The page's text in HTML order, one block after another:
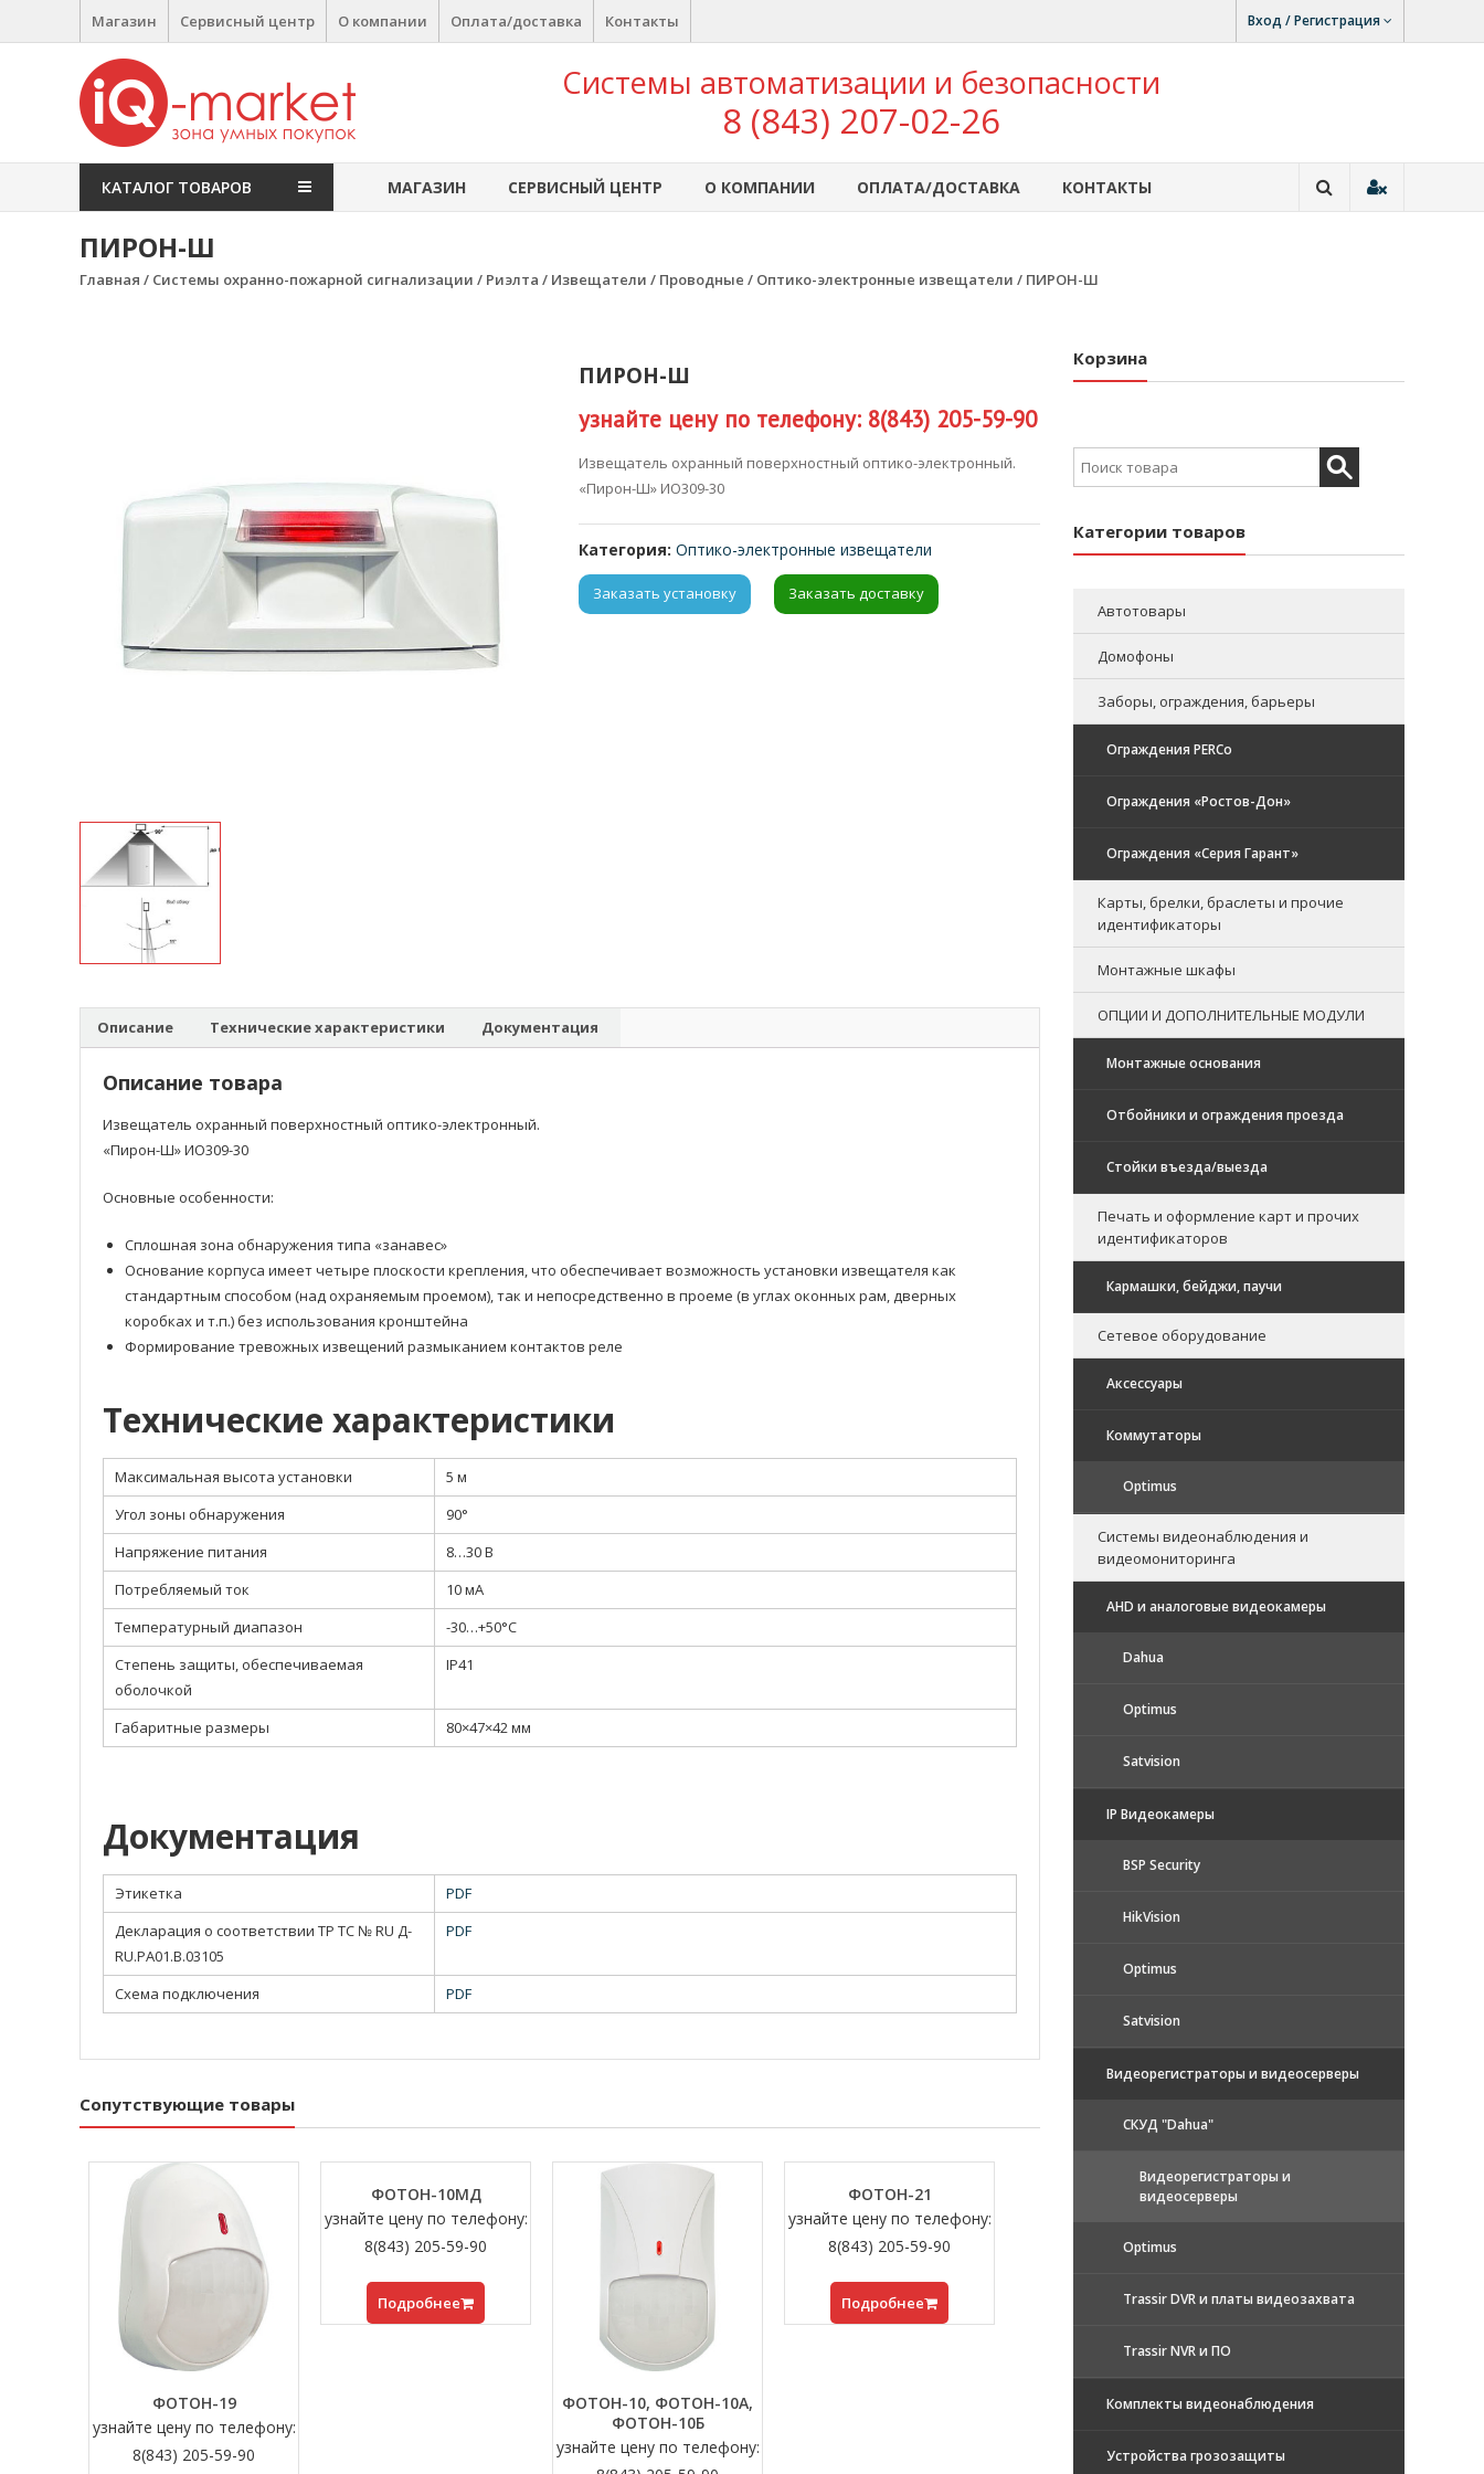
Перейти к содержимому
Магазин Сервисный центр О компании Оплата/доставка Контакты Вход / Регистрация
IQ Market
зона умных покупок
Системы автоматизации и безопасности
8 (843) 207-02-26
КАТАЛОГ ТОВАРОВ МАГАЗИН СЕРВИСНЫЙ ЦЕНТР О КОМПАНИИ ОПЛАТА/ДОСТАВКА КОНТАКТЫ
ПИРОН-Ш
Главная / Системы охранно-пожарной сигнализации / Риэлта / Извещатели / Проводные / Оптико-электронные извещатели / ПИРОН-Ш
ПИРОН-Ш
узнайте цену по телефону: 8(843) 205-59-90
Извещатель охранный поверхностный оптико-электронный.
«Пирон-Ш» ИО309-30
Категория:Оптико-электронные извещатели
Заказать установку Заказать доставку
Описание Технические характеристики Документация
Описание товара
Извещатель охранный поверхностный оптико-электронный.
«Пирон-Ш» ИО309-30
Основные особенности:
Сплошная зона обнаружения типа «занавес»
Основание корпуса имеет четыре плоскости крепления, что обеспечивает возможность установки извещателя как
стандартным способом (над охраняемым проемом), так и непосредственно в проеме (в углах оконных рам, дверных
коробках и т.п.) без использования кронштейна
Формирование тревожных извещений размыканием контактов реле
Технические характеристики
Максимальная высота установки
5 м
Угол зоны обнаружения
90°
Напряжение питания
8…30 В
Потребляемый ток
10 мА
Температурный диапазон
-30…+50°С
Степень защиты, обеспечиваемая
оболочкой
IP41
Габаритные размеры 80×47×42 мм
Документация
Этикетка
PDF
Декларация о соответствии ТР TC № RU Д-
RU.РА01.В.03105
PDF
Схема подключения PDF
Сопутствующие товары
ФОТОН-19
узнайте цену по телефону:
8(843) 205-59-90
ФОТОН-10МД
узнайте цену по телефону:
8(843) 205-59-90
Подробнее
ФОТОН-10, ФОТОН-10A,
ФОТОН-10Б
узнайте цену по телефону:
ФОТОН-21
узнайте цену по телефону:
8(843) 205-59-90
Подробнее
Корзина
Search for:
Категории товаров
Автотовары
Домофоны
Заборы, ограждения, барьеры
Ограждения PERCo
Ограждения «Ростов-Дон»
Ограждения «Серия Гарант»
Карты, брелки, браслеты и прочие
идентификаторы
Монтажные шкафы
ОПЦИИ И ДОПОЛНИТЕЛЬНЫЕ МОДУЛИ
Монтажные основания
Отбойники и ограждения проезда
Стойки въезда/выезда
Печать и оформление карт и прочих
идентификаторов
Кармашки, бейджи, паучи
Сетевое оборудование
Аксессуары
Коммутаторы
Optimus
Системы видеонаблюдения и
видеомониторинга
AHD и аналоговые видеокамеры
Dahua
Optimus
Satvision
IP Видеокамеры
BSP Security
HikVision
Optimus
Satvision
Видеорегистраторы и видеосерверы
CКУД "Dahua"
Видеорегистраторы и
видеосерверы
Optimus
Trassir DVR и платы видеозахвата
Trassir NVR и ПО
Комплекты видеонаблюдения
Устройства грозозащиты